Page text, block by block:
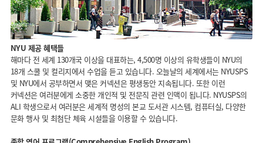
NYU 제공 혜택들
해마다 전 세계 130개국 이상을 대표하는, 4,500명 이상의 유학생들이 NYU의
18개 스쿨 및 컬리지에서 수업을 듣고 있습니다. 오늘날의 세계에서는 NYUSPS
및 NYU에서 공부하면서 맺은 커넥션은 평생동안 지속됩니다. 또한 이런
커넥션은 여러분에게 소중한 개인적 및 전문직 관련 인맥이 됩니다. NYUSPS의
ALI 학생으로서 여러분은 세계적 명성의 본교 도서관 시스템, 컴퓨터실, 다양한
문화 행사 및 최첨단 체육 시설들을 이용할 수 있습니다.